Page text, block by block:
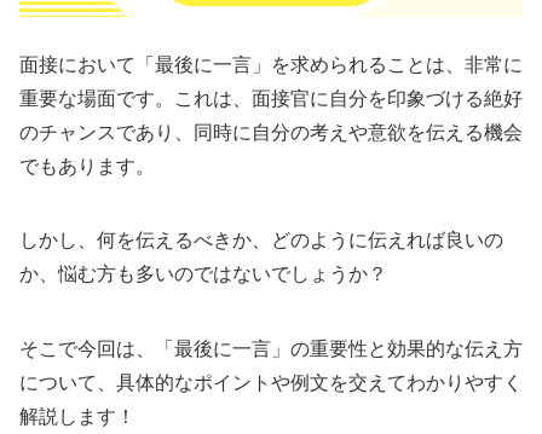
面接において「最後に一言」を求められることは、非常に
重要な場面です。これは、面接官に自分を印象づける絶好
のチャンスであり、同時に自分の考えや意欲を伝える機会
でもあります。
しかし、何を伝えるべきか、どのように伝えれば良いの
か、悩む方も多いのではないでしょうか？
そこで今回は、「最後に一言」の重要性と効果的な伝え方
について、具体的なポイントや例文を交えてわかりやすく
解説します！